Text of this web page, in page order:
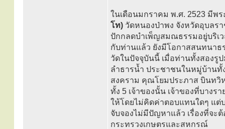
ในเดือนมกราคม พ.ศ. 2523 มีพ
โท) วัดหนองป่าพง จังหวัดอุบลร
ปักกลดบำเพ็ญสมณธรรมอยู่บริเ
กับท่านแล้ว ยังมีโอกาสสนทนา
วัดในปัจจุบันนี้ เมื่อท่านทั้งสอง
ลำธารน้ำ ประชาชนในหมู่บ้าน
สงคราม คุณโยมประภาส บินทวิ
ทั้ง 5 เจ้าของนั้น เจ้าของที่บางร
ให้โดยไม่คิดค่าตอบแทนใดๆ แต่
จับจองไม่มีปัญหาแล้ว เรื่องที่จะ
กระทรวงเกษตรและสหกรณ์